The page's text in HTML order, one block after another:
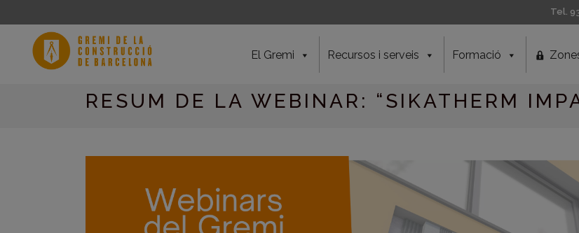
Tel.
El Gremi Recursos i serveis Formació
RESUM DE LA WEBINAR: “SIKATHERM